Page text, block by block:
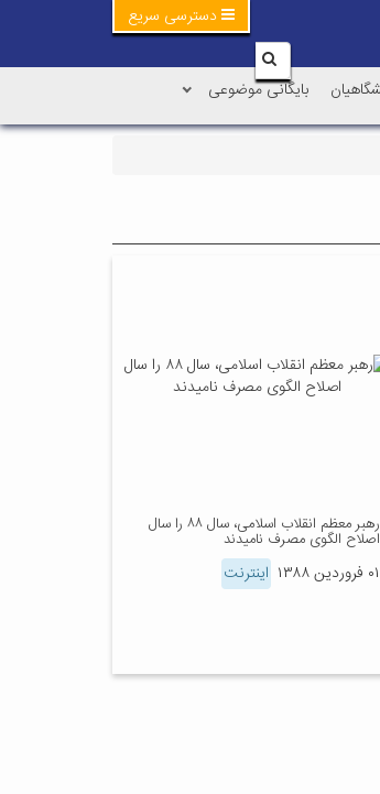
دسترسی سریع
بایگانی موضوعی
رهبر معظم انقلاب اسلامی، سال ۸۸ را سال
اصلاح الگوی مصرف نامیدند
۰۱ فروردین ۱۳۸۸ اینترنت